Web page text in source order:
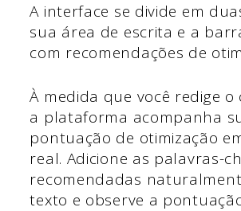
A interface se divide em
sua área de escrita e a
com recomendações de
À medida que você redige o
a plataforma acompanha
pontuação de otimização
real. Adicione as palavras-
recomendadas
texto e observe a